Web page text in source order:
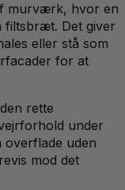
murværk, hvor en
filtsbræt. Det giver
eller stå som
for at
rette
under
overflade uden
mod det